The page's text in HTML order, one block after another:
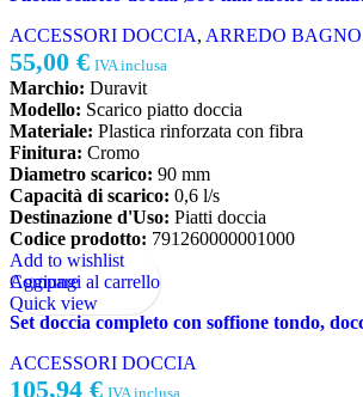
ACCESSORI DOCCIA, ARREDO BAGNO
55,00 € IVA inclusa
Marchio: Duravit
Modello: Scarico piatto doccia
Materiale: Plastica rinforzata con fibra
Finitura: Cromo
Diametro scarico: 90 mm
Capacità di scarico: 0,6 l/s
Destinazione d'Uso: Piatti doccia
Codice prodotto: 791260000001000
Add to wishlist
Aggiungi al carrello
Quick view
Compare
Set doccia completo con soffione tondo,
ACCESSORI DOCCIA
105,94 € IVA inclusa